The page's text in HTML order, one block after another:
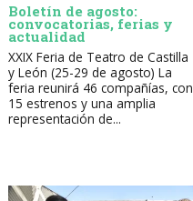
Boletín de agosto:
convocatorias, ferias y
actualidad
XXIX Feria de Teatro de Castilla
y León (25-29 de agosto) La
feria reunirá 46 compañías, con
15 estrenos y una amplia
representación de...